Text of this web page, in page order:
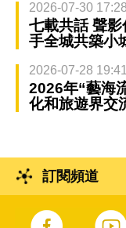
2026-07-30 17:28
七載共話 聲
手全城共築小
2026-07-28 19:41
2026年“藝海
化和旅遊界交
訂閱頻道